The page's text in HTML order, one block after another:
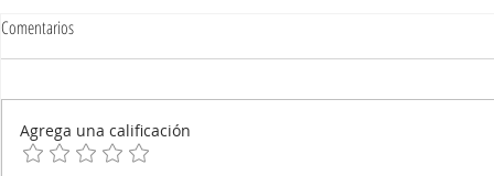
Comentarios
Agrega una calificación